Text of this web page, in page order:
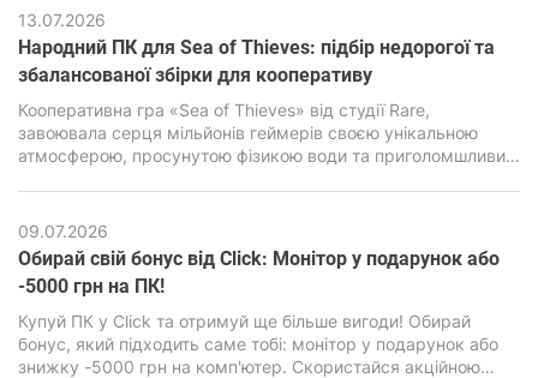
гарну картинку, просунуту симуляцію та реалістичну фізику
вимагає підвищеної продуктивності від ПК.
13.07.2026
Народний ПК для Sea of ​​Thieves: підбір недорогої та
збалансованої збірки для кооперативу
Кооперативна гра «Sea of ​​Thieves» від студії Rare,
завоювала серця мільйонів геймерів своєю унікальною
атмосферою, просунутою фізикою води та приголомшливим
навантажити навіть сучасні ПК, особливо бюджетного
класу.
09.07.2026
Обирай свій бонус від Click: Монітор у подарунок або
-5000 грн на ПК!
Купуй ПК у Click та отримуй ще більше вигоди! Обирай
бонус, який підходить саме тобі: монітор у подарунок або
знижку -5000 грн на комп'ютер. Скористайся акційною